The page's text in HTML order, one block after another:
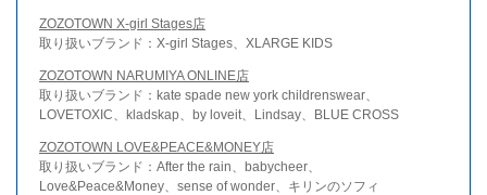
ZOZOTOWN X-girl Stages店
取り扱いブランド：X-girl Stages、XLARGE KIDS
ZOZOTOWN NARUMIYA ONLINE店
取り扱いブランド：kate spade new york childrenswear、
LOVETOXIC、kladskap、by loveit、Lindsay、BLUE CROSS
ZOZOTOWN LOVE&PEACE&MONEY店
取り扱いブランド：After the rain、babycheer、
Love&Peace&Money、sense of wonder、キリンのソフィ